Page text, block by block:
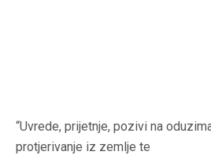
“Uvrede, prijetnje, pozivi na
protjerivanje iz zemlje te